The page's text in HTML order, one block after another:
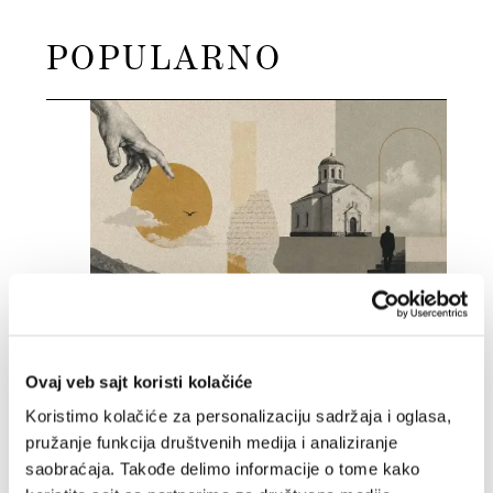
Ovaj veb sajt koristi kolačiće
Koristimo kolačiće za personalizaciju sadržaja i oglasa,
pružanje funkcija društvenih medija i analiziranje
saobraćaja. Takođe delimo informacije o tome kako
POPULARNO
01.08.2026.